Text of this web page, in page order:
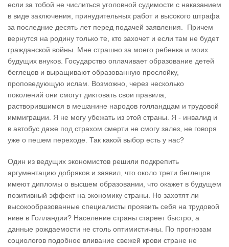
если за тобой не числиться уголовной судимости с наказанием
в виде заключения, принудительных работ и высокого штрафа
за последние десять лет перед подачей заявления. Причем
вернутся на родину только те, кто захочет и если там не будет
гражданской войны. Мне страшно за моего ребенка и моих
будущих внуков. Государство оплачивает образование детей
беглецов и выращивают образованную прослойку,
проповедующую ислам. Возможно, через несколько
поколений они смогут диктовать свои правила,
растворившимся в мешанине народов голландцам и трудовой
иммиграции. Я не могу убежать из этой страны. Я - инвалид и
в автобус даже под страхом смерти не смогу залез, не говоря
уже о пешем переходе. Так какой выбор есть у нас?
Один из ведущих экономистов решили подкрепить
аргументацию добряков и заявил, что около трети беглецов
имеют дипломы о высшем образовании, что окажет в будущем
позитивный эффект на экономику страны. Но захотят ли
высокообразованные специалисты проявить себя на трудовой
ниве в Голландии? Население страны стареет быстро, а
данные рождаемости не столь оптимистичны. По прогнозам
социологов подобное вливание свежей крови стране не